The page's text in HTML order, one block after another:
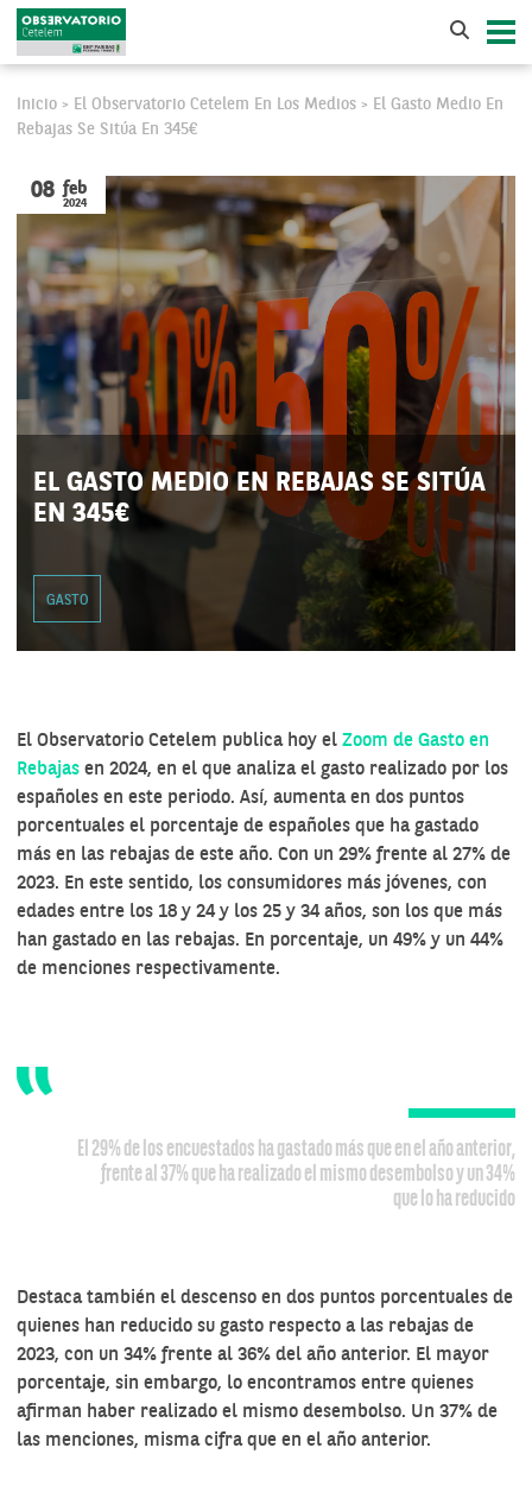
Inicio > El Observatorio Cetelem En Los Medios >
El Gasto Medio En
Rebajas Se Sitúa En 345€
EL GASTO MEDIO EN REBAJAS SE SITÚA
EN 345€
GASTO
08 feb
2024
El Observatorio Cetelem publica hoy el Zoom de Gasto en
Rebajas en 2024, en el que analiza el gasto realizado por los
españoles en este periodo. Así, aumenta en dos puntos
porcentuales el porcentaje de españoles que ha gastado
más en las rebajas de este año. Con un 29% frente al 27% de
2023. En este sentido, los consumidores más jóvenes, con
edades entre los 18 y 24 y los 25 y 34 años, son los que más
han gastado en las rebajas. En porcentaje, un 49% y un 44%
de menciones respectivamente.
El 29% de los encuestados ha gastado más que en el año anterior,
frente al 37% que ha realizado el mismo desembolso y un 34%
que lo ha reducido
Destaca también el descenso en dos puntos porcentuales de
quienes han reducido su gasto respecto a las rebajas de
2023, con un 34% frente al 36% del año anterior. El mayor
porcentaje, sin embargo, lo encontramos entre quienes
afirman haber realizado el mismo desembolso. Un 37% de
las menciones, misma cifra que en el año anterior.